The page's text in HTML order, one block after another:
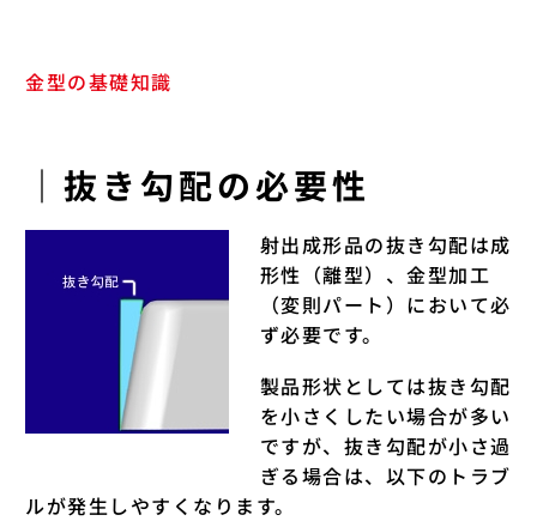
金型の基礎知識
｜抜き勾配の必要性
射出成形品の抜き勾配は成
形性（離型）、金型加工
（変則パート）において必
ず必要です。
製品形状としては抜き勾配
を小さくしたい場合が多い
ですが、抜き勾配が小さ過
ぎる場合は、以下のトラブ
ルが発生しやすくなります。